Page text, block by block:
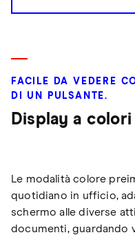
FACILE DA VEDERE
DI UN PULSANTE.
Display a
Le modalità colore
quotidiano in ufficio,
schermo alle diverse
documenti, guardando